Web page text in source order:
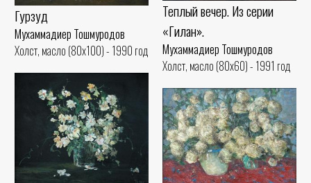
Теплый вечер. Из серии
«Гилан».
Мухаммадиер Тошмуродов
Холст, масло (80x60) - 1991 год
Гурзуд
Мухаммадиер Тошмуродов
Холст, масло (80x100) - 1990 год